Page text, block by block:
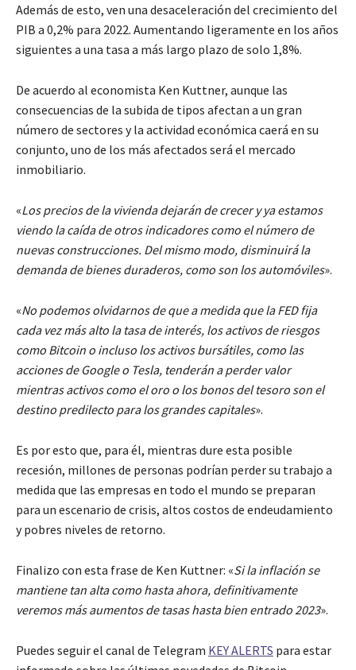
Además de esto, ven una desaceleración del crecimiento del
PIB a 0,2% para 2022. Aumentando ligeramente en los años
siguientes a una tasa a más largo plazo de solo 1,8%.
De acuerdo al economista Ken Kuttner, aunque las
consecuencias de la subida de tipos afectan a un gran
número de sectores y la actividad económica caerá en su
conjunto, uno de los más afectados será el mercado
inmobiliario.
«Los precios de la vivienda dejarán de crecer y ya estamos
viendo la caída de otros indicadores como el número de
nuevas construcciones. Del mismo modo, disminuirá la
demanda de bienes duraderos, como son los automóviles».
«No podemos olvidarnos de que a medida que la FED fija
cada vez más alto la tasa de interés, los activos de riesgos
como Bitcoin o incluso los activos bursátiles, como las
acciones de Google o Tesla, tenderán a perder valor
mientras activos como el oro o los bonos del tesoro son el
destino predilecto para los grandes capitales».
Es por esto que, para él, mientras dure esta posible
recesión, millones de personas podrían perder su trabajo a
medida que las empresas en todo el mundo se preparan
para un escenario de crisis, altos costos de endeudamiento
y pobres niveles de retorno.
Finalizo con esta frase de Ken Kuttner: «Si la inflación se
mantiene tan alta como hasta ahora, definitivamente
veremos más aumentos de tasas hasta bien entrado 2023».
Puedes seguir el canal de Telegram KEY ALERTS para estar